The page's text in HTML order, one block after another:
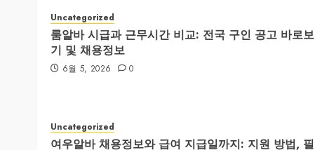
Uncategorized
룸알바 시급과 근무시간 비교: 전국 구인 공고 바로보
기 및 채용정보
6월 5, 2026 0
Uncategorized
여우알바 채용정보와 급여 지급일까지: 지원 방법, 필